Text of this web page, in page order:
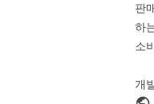
개
판
하
소